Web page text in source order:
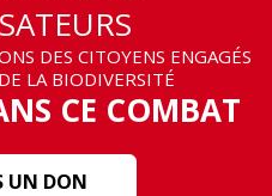
DES CITOYENS ENGAGÉS
LA BIODIVERSITÉ
CE COMBAT
UN DON